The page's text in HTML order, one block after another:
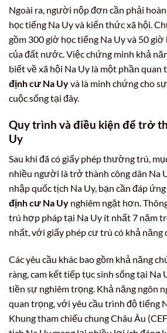
Ngoài ra, người nộp đơn cần phải
học tiếng Na Uy và kiến thức xã hội.
gồm 300 giờ học tiếng Na Uy và 50 giờ
của đất nước. Việc chứng minh khả
biết về xã hội Na Uy là một phần quan
định cư Na Uyvà là minh chứng cho
cuộc sống tại đây.
Quy trình và điều kiện để trở
Uy
Sau khi đã có giấy phép thường trú,
nhiều người là trở thành công dân Na
nhập quốc tịch Na Uy, bạn cần đáp
định cư Na Uy nghiêm ngặt hơn.
trú hợp pháp tại Na Uy ít nhất 7 năm
nhất, với giấy phép cư trú có khả
Các yêu cầu khác bao gồm khả năng
ràng, cam kết tiếp tục sinh sống tại Na
tiền sự nghiêm trọng. Khả năng ngôn
quan trọng, với yêu cầu trình độ tiếng
Khung tham chiếu chung Châu Âu